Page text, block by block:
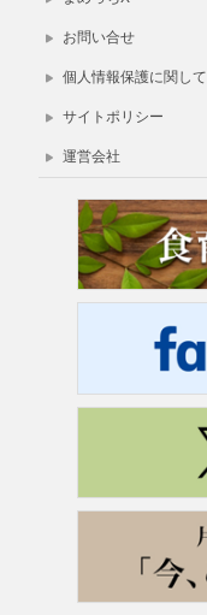
お問い合せ
個人情報保護に関して
サイトポリシー
運営会社